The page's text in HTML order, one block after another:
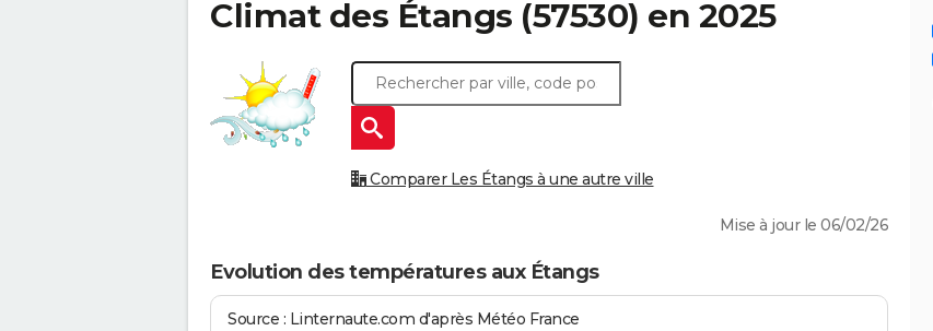
Climat des Étangs (57530) en 2025
Comparer Les Étangs à une autre ville
Mise à jour le 06/02/26
Evolution des températures aux Étangs
Source : Linternaute.com d'après Météo France